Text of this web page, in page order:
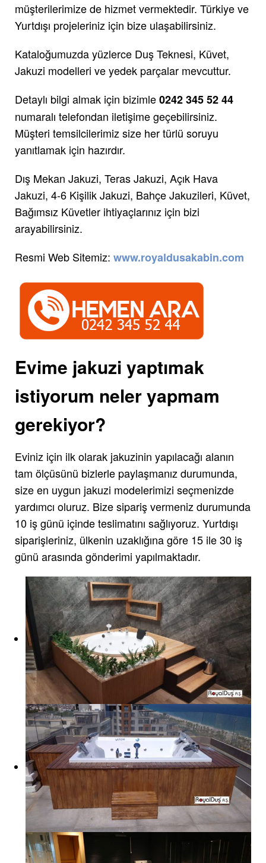
müşterilerimize de hizmet vermektedir. Türkiye ve
Yurtdışı projeleriniz için bize ulaşabilirsiniz.
Kataloğumuzda yüzlerce Duş Teknesi, Küvet,
Jakuzi modelleri ve yedek parçalar mevcuttur.
Detaylı bilgi almak için bizimle0242 345 52 44
numaralı telefondan iletişime geçebilirsiniz.
Müşteri temsilcilerimiz size her türlü soruyu
yanıtlamak için hazırdır.
Dış Mekan Jakuzi, Teras Jakuzi, Açık Hava
Jakuzi, 4-6 Kişilik Jakuzi, Bahçe Jakuzileri, Küvet,
Bağımsız Küvetler ihtiyaçlarınız için bizi
arayabilirsiniz.
Resmi Web Sitemiz: www.royaldusakabin.com
Evime jakuzi yaptımak
istiyorum neler yapmam
gerekiyor?
Eviniz için ilk olarak jakuzinin yapılacağı alanın
tam ölçüsünü bizlerle paylaşmanız durumunda,
size en uygun jakuzi modelerimizi seçmenizde
yardımcı oluruz. Bize sipariş vermeniz durumunda
10 iş günü içinde teslimatını sağlıyoruz. Yurtdışı
siparişleriniz, ülkenin uzaklığına göre 15 ile 30 iş
günü arasında gönderimi yapılmaktadır.